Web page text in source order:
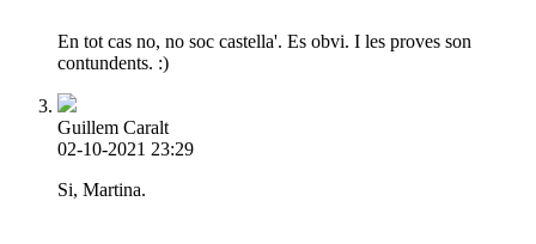
En tot cas no, no soc castella'. Es obvi. I les proves son
contundents. :)
Guillem Caralt
02-10-2021 23:29
Si, Martina.